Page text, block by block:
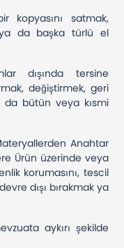
satmak,
ya da başka türlü el
dışında tersine
değiştirmek, geri
da bütün veya kısmi
Anahtar
Ürün üzerinde veya
korumasını, tescil
dışı bırakmak ya
aykırı şekilde